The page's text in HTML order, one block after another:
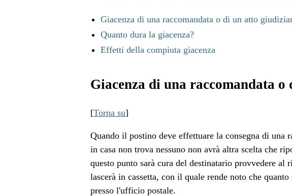
Giacenza di una raccomandata o di un atto
Quanto dura la giacenza?
Effetti della compiuta giacenza
Giacenza di una raccomandata
[Torna su]
Quando il postino deve effettuare la consegna di una
in casa non trova nessuno non avrà altra scelta che
questo punto sarà cura del destinatario provvedere
lascerà in cassetta, con il quale rende noto che
presso l'ufficio postale.